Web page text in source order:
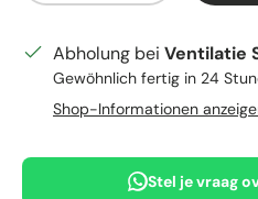
Abholung bei Ventilatie
Gewöhnlich fertig in 24
Shop-Informationen
Stel je vraag